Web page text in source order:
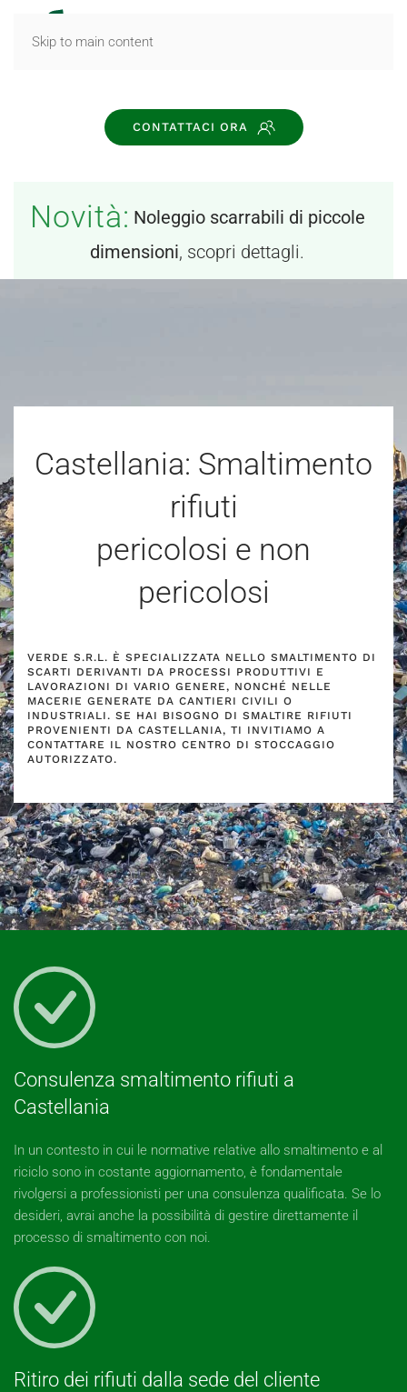
Skip to main content
CONTATTACI ORA
Novità: Noleggio scarrabili di piccole
dimensioni, scopri dettagli.
Castellania: Smaltimento
rifiuti
pericolosi e non
pericolosi
VERDE S.R.L. È SPECIALIZZATA NELLO SMALTIMENTO DI
SCARTI DERIVANTI DA PROCESSI PRODUTTIVI E
LAVORAZIONI DI VARIO GENERE, NONCHÉ NELLE
MACERIE GENERATE DA CANTIERI CIVILI O
INDUSTRIALI. SE HAI BISOGNO DI SMALTIRE RIFIUTI
PROVENIENTI DA CASTELLANIA, TI INVITIAMO A
CONTATTARE IL NOSTRO CENTRO DI STOCCAGGIO
AUTORIZZATO.
Consulenza smaltimento rifiuti a
Castellania
In un contesto in cui le normative relative allo smaltimento e al
riciclo sono in costante aggiornamento, è fondamentale
rivolgersi a professionisti per una consulenza qualificata. Se lo
desideri, avrai anche la possibilità di gestire direttamente il
processo di smaltimento con noi.
Ritiro dei rifiuti dalla sede del cliente